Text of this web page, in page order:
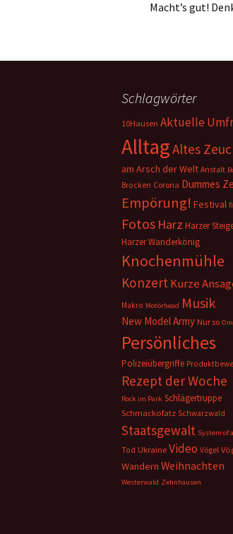
Macht’s gut!
Schlagwörter
10Hausen Aktuelle
AlltagAltes
am Arsch der Welt Anstalt
Brocken Corona Dummes
Empörung! Festival
Fotos Harz Harzer
Harzer Wanderkönig
Knochenmühle
Konzert Kurze
Makro Motörhead Musik
New Model Army Nur so
Persönliches
Polizeiübergriffe
Rezept der Woche
Rock im Park Schlägertruppe
Schmackofatz Schwarzwald
Staatsgewalt System of
Tod Ukraine Video Vögel
Wandern Weihnachten
Westerwald Zehnhausen